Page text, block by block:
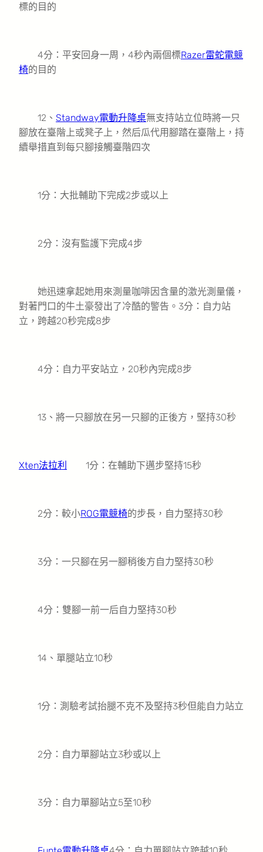
標的目的
4分：平安回身一周，4秒內兩個標Razer雷蛇電競
椅的目的
12、 Standway電動升降桌無支持站立位時將一只
腳放在臺階上或凳子上，然后瓜代用腳踏在臺階上，持
續舉措直到每只腳接觸臺階四次
1分：大批輔助下完成2步或以上
2分：沒有監護下完成4步
她迅速拿起她用來測量咖啡因含量的激光測量儀，
對著門口的牛土豪發出了冷酷的警告。3分：自力站
立，跨越20秒完成8步
4分：自力平安站立，20秒內完成8步
13、將一只腳放在另一只腳的正後方，堅持30秒
Xten法拉利 1分：在輔助下邁步堅持15秒
2分：較小ROG電競椅的步長，自力堅持30秒
3分：一只腳在另一腳稍後方自力堅持30秒
4分：雙腳一前一后自力堅持30秒
14、單腿站立10秒
1分：測驗考試抬腿不克不及堅持3秒但能自力站立
2分：自力單腳站立3秒或以上
3分：自力單腳站立5至10秒